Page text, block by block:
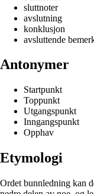
sluttnoter
avslutning
konklusjon
avsluttende
Antonymer
Startpunkt
Toppunkt
Utgangspunkt
Inngangspunkt
Opphav
Etymologi
Ordet bunnledning kan